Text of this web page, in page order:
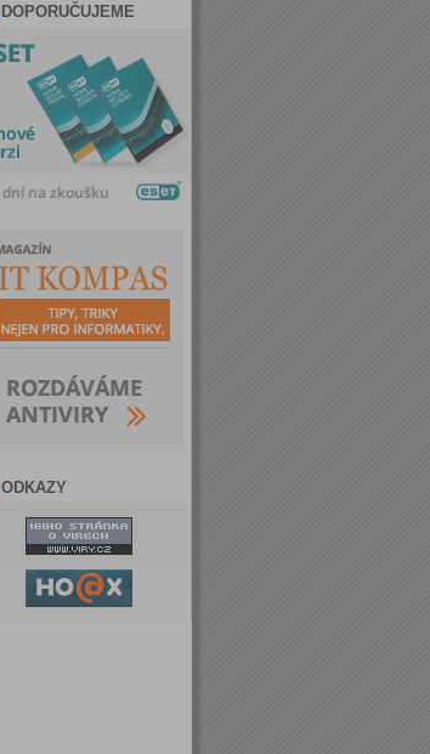
DOPORUČUJEME
ODKAZY